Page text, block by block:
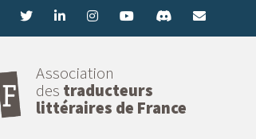
Association
des traducteurs
littéraires de France